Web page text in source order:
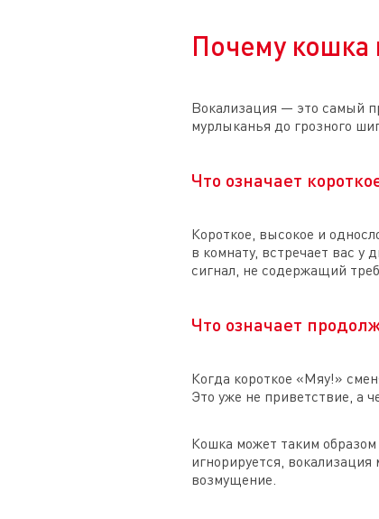
Почему кошка
Вокализация — это самый
мурлыканья до грозного
Что означает
Короткое, высокое и
в комнату, встречает вас
сигнал, не содержащий
Что означает
Когда короткое «Мяу!»
Это уже не приветствие, а
Кошка может таким
игнорируется,
возмущение.